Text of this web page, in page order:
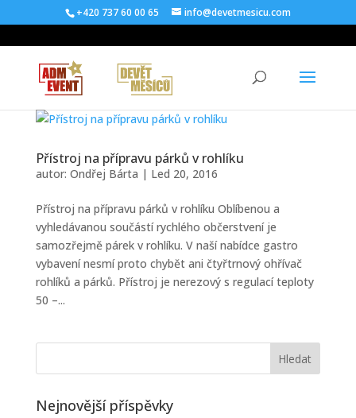
+420 737 60 00 65 info@devetmesicu.com
Přístroj na přípravu párků v rohlíku
autor: Ondřej Bárta | Led 20, 2016
Přístroj na přípravu párků v rohlíku Oblíbenou a
vyhledávanou součástí rychlého občerstvení je
samozřejmě párek v rohlíku. V naší nabídce gastro
vybavení nesmí proto chybět ani čtyřtrnový ohřívač
rohlíků a párků. Přístroj je nerezový s regulací teploty
50 –...
Nejnovější příspěvky